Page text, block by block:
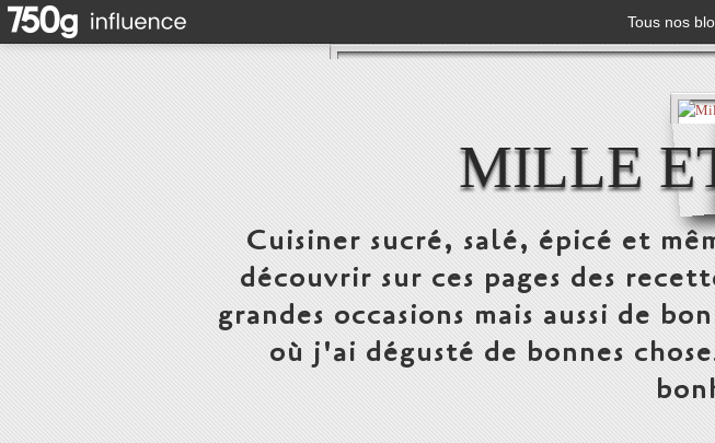
Tous nos
MILLE
Cuisiner sucré, salé, épicé et
découvrir sur ces pages des
grandes occasions mais aussi de
où j'ai dégusté de bonnes